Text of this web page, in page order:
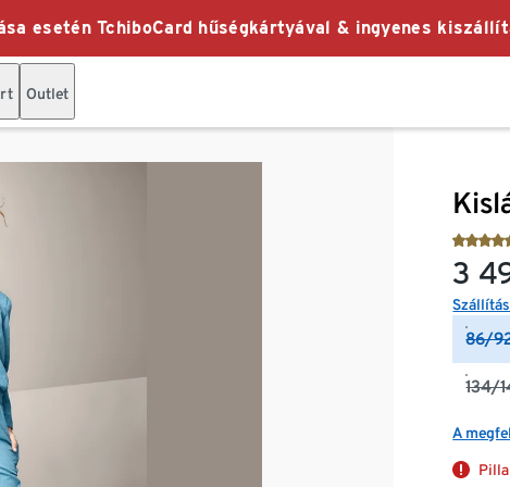
esetén TchiboCard hűségkártyával & ingyenes
Outlet
3
86/
134/
A